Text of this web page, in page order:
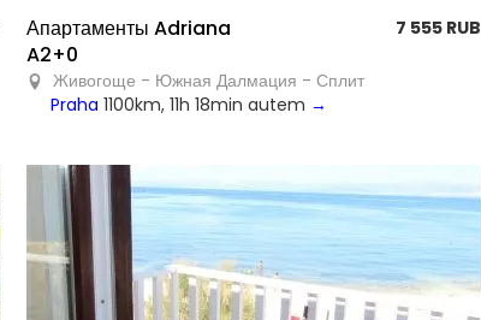
Апартаменты Adriana
A2+0
7 555 RUB
Живогоще - Южная Далмация - Сплит
Praha 1100km, 11h 18min autem →